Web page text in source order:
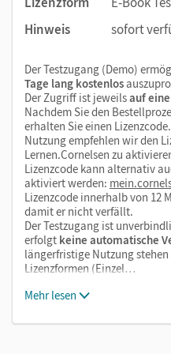
Mit dem Kauf erhalten Sie
Praktische
Textfelder und Notizen,
Lehrwerkinhalte.
Nutzung der E-Books auf
Sie möchten die E-Books
Ihrem Learning
Problem! Via LTI-Lizenz
ganz einfach in Ihr LMS
unseren Fachberater/-innen
Wir freuen uns auf Ihre
Hinweis
sofort
Der Testzugang (Demo)
Tage lang kostenlos
Der Zugriff ist jeweilsauf
Nachdem Sie den
erhalten Sie einen
Nutzung empfehlen wir den
Lernen.Cornelsen zu
Lizenzcode kann alternativ
aktiviert werden:
Lizenzcode innerhalb von 12
damit er nicht verfällt.
Der Testzugang ist
erfolgt keine automatische
längerfristige Nutzung
Lizenzformen (Einzel…
Mehr lesen